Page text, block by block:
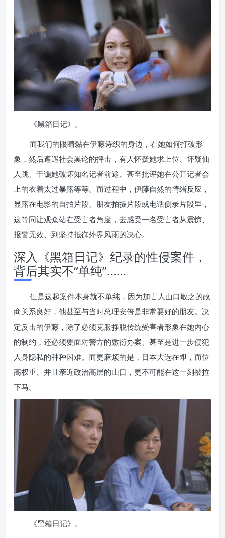
《黑箱日记》。
而我们的眼睛黏在伊藤诗织的身边，看她如何打破形
象，然后遭遇社会舆论的抨击，有人怀疑她求上位、怀疑仙
人跳、干谯她破坏知名记者前途、甚至批评她在公开记者会
上的衣着太过暴露等等。而过程中，伊藤自然的情绪反应，
显露在电影的自拍片段、朋友拍摄片段或电话侧录片段里，
这等同让观众站在受害者角度，去感受一名受害者从震惊、
报警无效、到坚持抵御外界风雨的决心。
深入《黑箱日记》纪录的性侵案件，
背后其实不“单纯”……
但是这起案件本身就不单纯，因为加害人山口敬之的政
商关系良好，他甚至与当时总理安倍是非常要好的朋友。决
定反击的伊藤，除了必须克服挣脱传统受害者形象在她内心
的制约，还必须要面对警方的敷衍办案、甚至是进一步侵犯
人身隐私的种种困难。而更麻烦的是，日本大选在即，而位
高权重、并且亲近政治高层的山口，更不可能在这一刻被拉
下马。
《黑箱日记》。